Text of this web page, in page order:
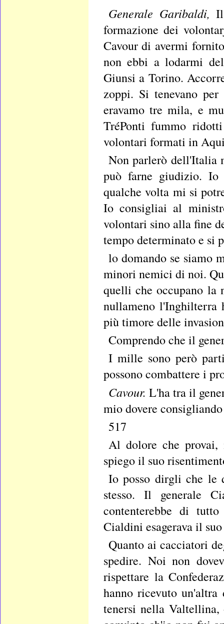
Generale Garibaldi,
formazione dei
Cavour di avermi
non ebbi a lodarmi
Giunsi a Torino.
zoppi. Si tenevano
eravamo tre mila, e
TréPonti fummo
volontari formati in
Non parlerò dell'Italia
può farne giudizio.
qualche volta mi si
Io consigliai al
volontari sino alla fine
tempo determinato e si
lo domando se siamo
minori nemici di noi.
quelli che occupano la
nullameno
più timore delle
Comprendo che il
I mille sono però
possono combattere i
Cavour. L'ha tra il
mio dovere
517
Al dolore che
spiego il suo
Io posso dirgli che le
stesso. Il generale
contenterebbe di
Cialdini esagerava il
Quanto ai cacciatori
spedire. Noi non
rispettare la
hanno ricevuto
tenersi nella Valtellina,